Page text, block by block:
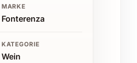
MARKE
Fonterenza
KATEGORIE
Wein